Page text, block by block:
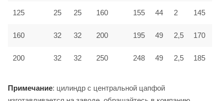
125 25 25 160 155 44 2 145
160 32 32 200 195 49 2,5 170
200 32 32 250 248 49 2,5 185
Примечание: цилиндр с центральной цапфой